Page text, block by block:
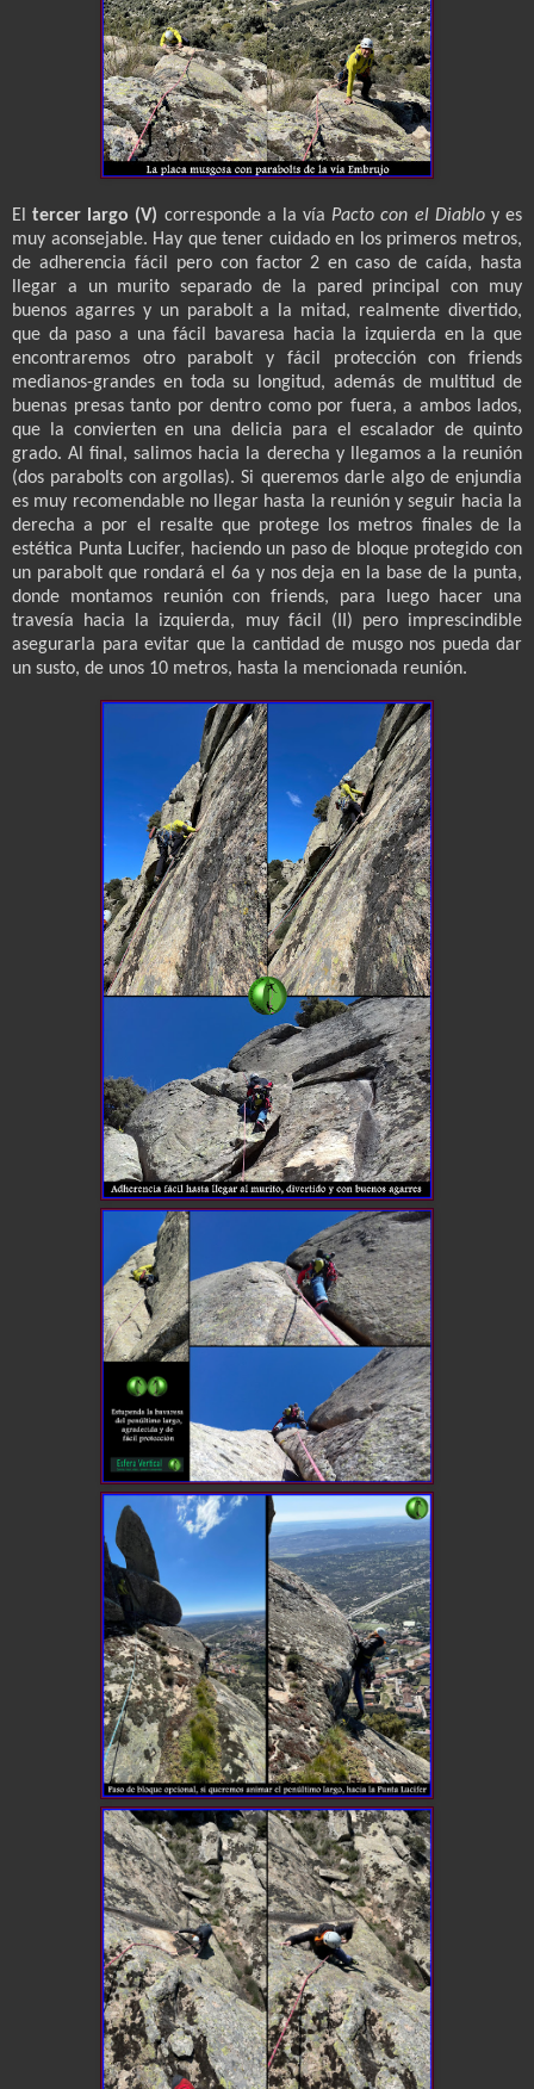
Eltercer largo (V) corresponde a la vía Pacto con el Diabloy es
muy aconsejable. Hay que tener cuidado en los primeros metros,
de adherencia fácil pero con factor 2 en caso de caída, hasta
llegar a un murito separado de la pared principal con muy
buenos agarres y un parabolt a la mitad, realmente divertido,
que da paso a una fácil bavaresa hacia la izquierda en la que
encontraremos otro parabolt y fácil protección con friends
medianos-grandes en toda su longitud, además de multitud de
buenas presas tanto por dentro como por fuera, a ambos lados,
que la convierten en una delicia para el escalador de quinto
grado. Al final, salimos hacia la derecha y llegamos a la reunión
(dos parabolts con argollas). Si queremos darle algo de enjundia
es muy recomendable no llegar hasta la reunión y seguir hacia la
derecha a por el resalte que protege los metros finales de la
estética Punta Lucifer, haciendo un paso de bloque protegido con
un parabolt que rondará el 6a y nos deja en la base de la punta,
donde montamos reunión con friends, para luego hacer una
travesía hacia la izquierda, muy fácil (II) pero imprescindible
asegurarla para evitar que la cantidad de musgo nos pueda dar
un susto, de unos 10 metros, hasta la mencionada reunión.